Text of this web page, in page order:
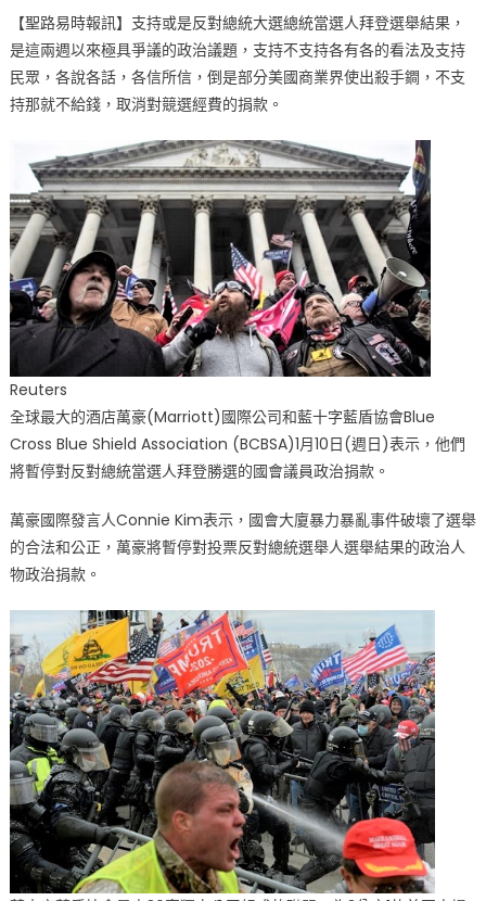
係
浮
現〉
中
【聖路易時報訊】支持或是反對總統大選總統當選人拜登選舉結果，
是這兩週以來極具爭議的政治議題，支持不支持各有各的看法及支持
民眾，各說各話，各信所信，倒是部分美國商業界使出殺手鐧，不支
持那就不給錢，取消對競選經費的捐款。
Reuters
全球最大的酒店萬豪(Marriott)國際公司和藍十字藍盾協會Blue
Cross Blue Shield Association (BCBSA)1月10日(週日)表示，他們
將暫停對反對總統當選人拜登勝選的國會議員政治捐款。
萬豪國際發言人Connie Kim表示，國會大廈暴力暴亂事件破壞了選舉
的合法和公正，萬豪將暫停對投票反對總統選舉人選舉結果的政治人
物政治捐款。